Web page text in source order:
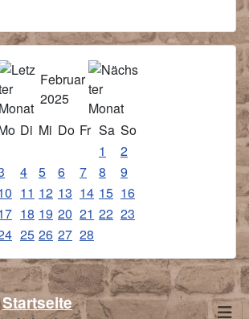
Februar
2025
Di Mi Do Fr Sa So
1
2
4 5 6 7 8
9
11 12 13 14 15 16
18 19 20 21 22 23
25 26 27 28
Startseite